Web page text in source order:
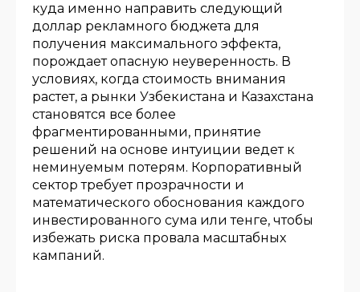
куда именно направить следующий
доллар рекламного бюджета для
получения максимального эффекта,
порождает опасную неуверенность. В
условиях, когда стоимость внимания
растет, а рынки Узбекистана и Казахстана
становятся все более
фрагментированными, принятие
решений на основе интуиции ведет к
неминуемым потерям. Корпоративный
сектор требует прозрачности и
математического обоснования каждого
инвестированного сума или тенге, чтобы
избежать риска провала масштабных
кампаний.